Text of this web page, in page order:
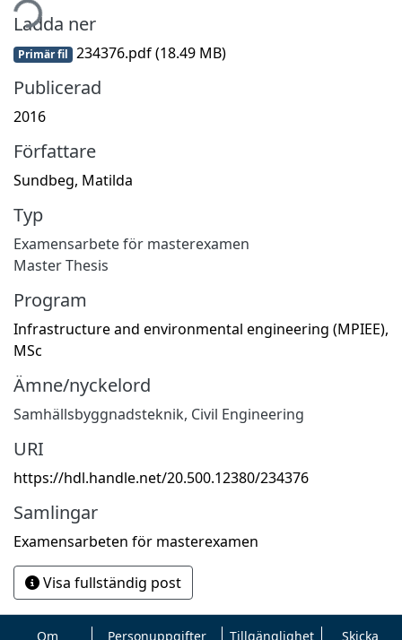
Ladda ner
Primär fil 234376.pdf(18.49 MB)
Publicerad
2016
Författare
Sundbeg, Matilda
Typ
Examensarbete för masterexamen
Master Thesis
Program
Infrastructure and environmental engineering (MPIEE),
MSc
Ämne/nyckelord
Samhällsbyggnadsteknik, Civil Engineering
URI
https://hdl.handle.net/20.500.12380/234376
Samlingar
Examensarbeten för masterexamen
Visa fullständig post
Om Personuppgifter Tillgänglighet Skicka